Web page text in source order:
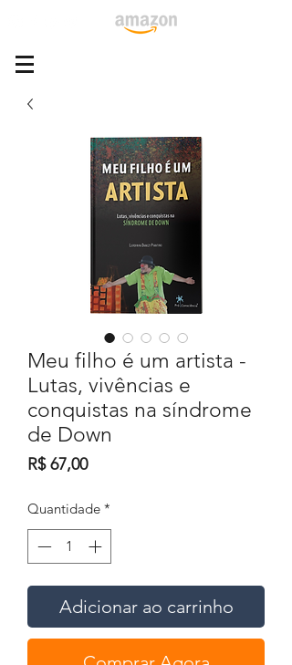
Meu filho é um artista -
Lutas, vivências e
conquistas na síndrome
de Down
R$ 67,00Preço
Quantidade *
Adicionar ao carrinho